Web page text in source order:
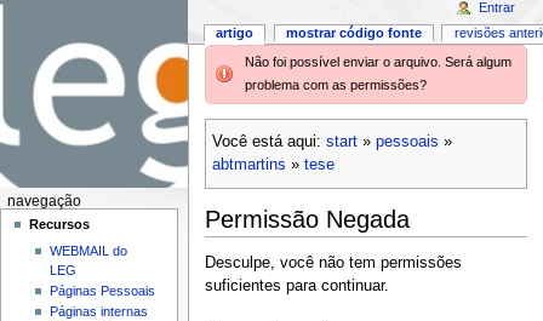
Não foi possível enviar o arquivo. Será algum
problema com as permissões?
Você está aqui: start» pessoais »
abtmartins » tese
Permissão Negada
Desculpe, você não tem permissões
suficientes para continuar.
artigo mostrar código fonte revisões
Entrar
navegação
Recursos
WEBMAIL do
LEG
Páginas Pessoais
Páginas internas